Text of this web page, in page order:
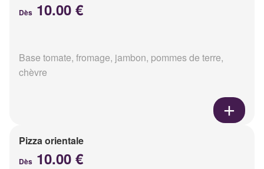
Dès 10.00 €
Base tomate, fromage, jambon, pommes de terre,
chèvre
Pizza orientale
Dès 10.00 €